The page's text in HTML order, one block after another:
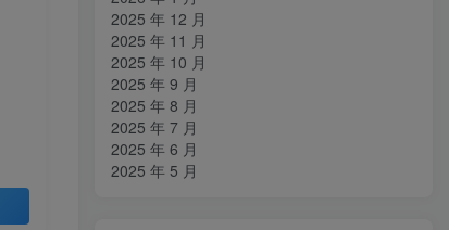
2025 年 12 月
2025 年 11 月
2025 年 10 月
2025 年 9 月
2025 年 8 月
2025 年 7 月
2025 年 6 月
2025 年 5 月